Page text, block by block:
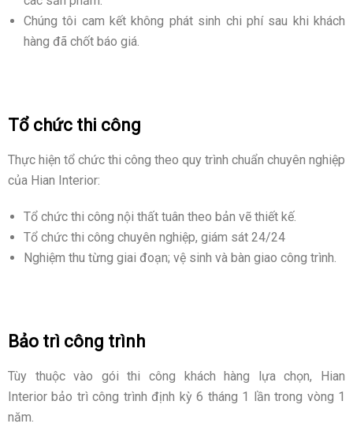
Chúng tôi cam kết không phát sinh chi phí sau khi khách
hàng đã chốt báo giá.
Tổ chức thi công
Thực hiện tổ chức thi công theo quy trình chuẩn chuyên nghiệp
của Hian Interior:
Tổ chức thi công nội thất tuân theo bản vẽ thiết kế.
Tổ chức thi công chuyên nghiệp, giám sát 24/24
Nghiệm thu từng giai đoạn; vệ sinh và bàn giao công trình.
Bảo trì công trình
Tùy thuộc vào gói thi công khách hàng lựa chọn, Hian
Interior bảo trì công trình định kỳ 6 tháng 1 lần trong vòng 1
năm.